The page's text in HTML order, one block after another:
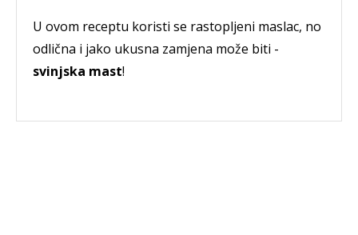
U ovom receptu koristi se rastopljeni maslac, no
odlična i jako ukusna zamjena može biti -
svinjska mast!